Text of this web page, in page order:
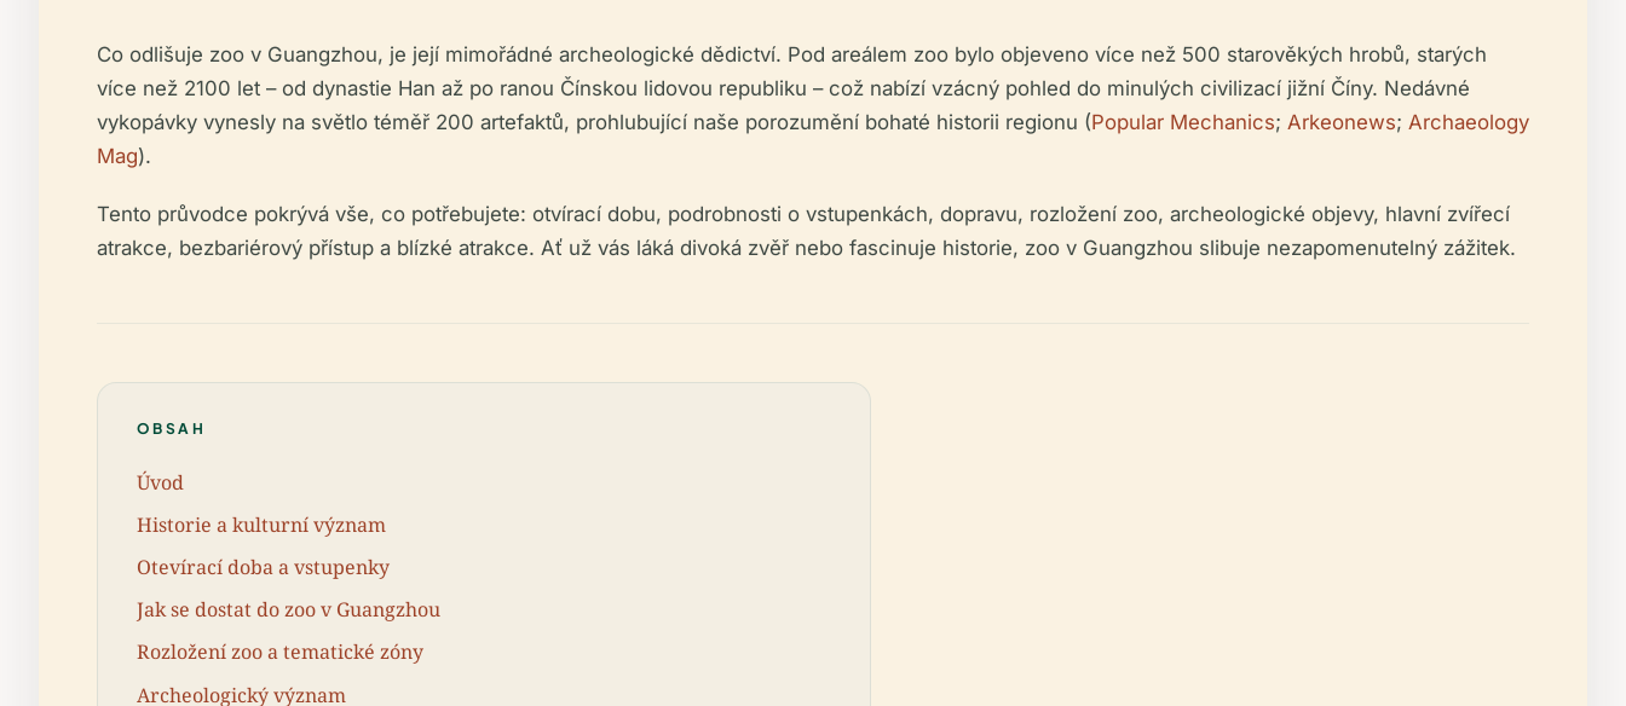
Co odlišuje zoo v Guangzhou, je její mimořádné archeologické dědictví. Pod areálem zoo bylo objeveno více než 500 starověkých hrobů, starých
více než 2100 let – od dynastie Han až po ranou Čínskou lidovou republiku – což nabízí vzácný pohled do minulých civilizací jižní Číny. Nedávné
vykopávky vynesly na světlo téměř 200 artefaktů, prohlubující naše porozumění bohaté historii regionu (Popular Mechanics; Arkeonews; Archaeology
Mag).
Tento průvodce pokrývá vše, co potřebujete: otvírací dobu, podrobnosti o vstupenkách, dopravu, rozložení zoo, archeologické objevy, hlavní zvířecí
atrakce, bezbariérový přístup a blízké atrakce. Ať už vás láká divoká zvěř nebo fascinuje historie, zoo v Guangzhou slibuje nezapomenutelný zážitek.
OBSAH
Úvod
Historie a kulturní význam
Otevírací doba a vstupenky
Jak se dostat do zoo v Guangzhou
Rozložení zoo a tematické zóny
Archeologický význam